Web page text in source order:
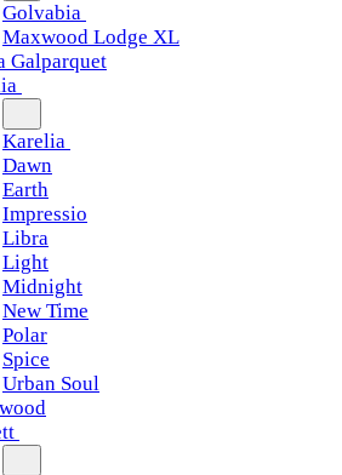
Golvabia
Maxwood Lodge XL
Galparquet
Karelia
Dawn
Earth
Impressio
Libra
Light
Midnight
New Time
Polar
Spice
Urban Soul